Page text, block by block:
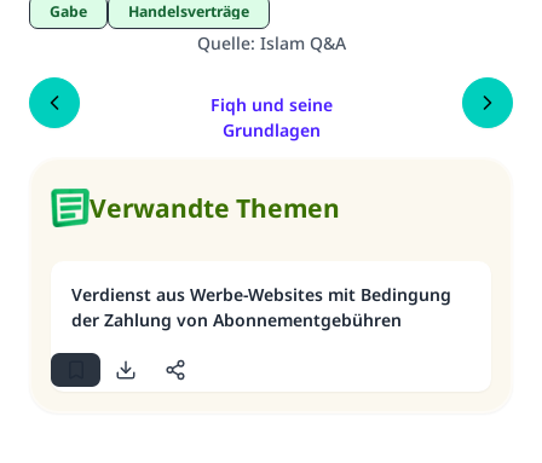
Gabe Handelsverträge
Quelle: Islam Q&A
Fiqh und seine
Grundlagen
Verwandte Themen
Verdienst aus Werbe-Websites mit Bedingung
der Zahlung von Abonnementgebühren